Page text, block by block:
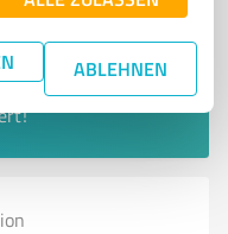
ABLEHNEN
werden?
Sie ein von